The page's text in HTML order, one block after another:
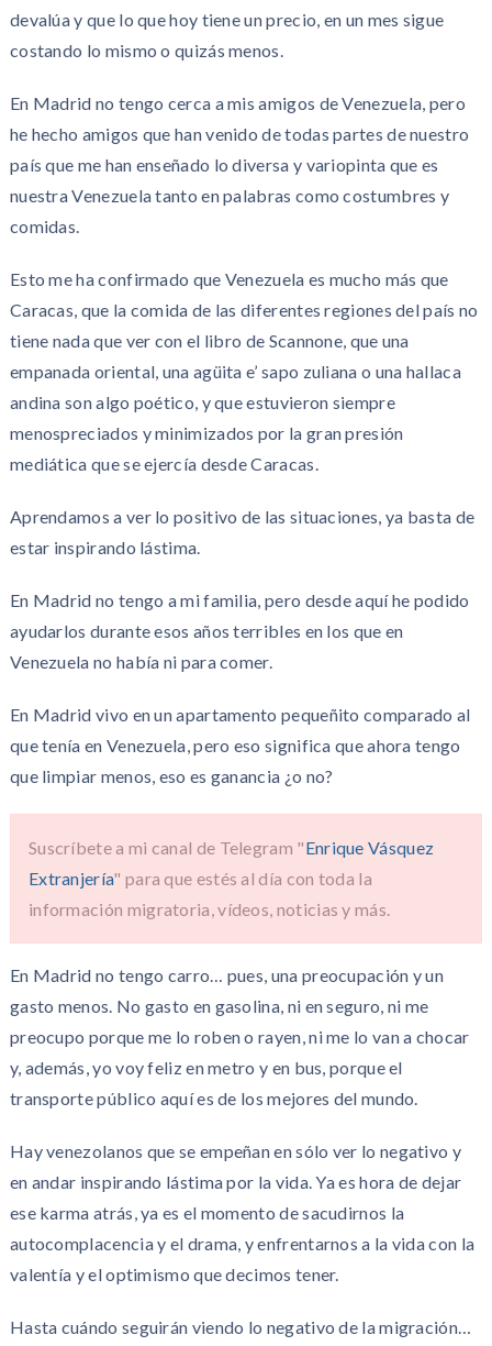
devalúa y que lo que hoy tiene un precio, en un mes sigue
costando lo mismo o quizás menos.
En Madrid no tengo cerca a mis amigos de Venezuela, pero
he hecho amigos que han venido de todas partes de nuestro
país que me han enseñado lo diversa y variopinta que es
nuestra Venezuela tanto en palabras como costumbres y
comidas.
Esto me ha confirmado que Venezuela es mucho más que
Caracas, que la comida de las diferentes regiones del país no
tiene nada que ver con el libro de Scannone, que una
empanada oriental, una agüita e’ sapo zuliana o una hallaca
andina son algo poético, y que estuvieron siempre
menospreciados y minimizados por la gran presión
mediática que se ejercía desde Caracas.
Aprendamos a ver lo positivo de las situaciones, ya basta de
estar inspirando lástima.
En Madrid no tengo a mi familia, pero desde aquí he podido
ayudarlos durante esos años terribles en los que en
Venezuela no había ni para comer.
En Madrid vivo en un apartamento pequeñito comparado al
que tenía en Venezuela, pero eso significa que ahora tengo
que limpiar menos, eso es ganancia ¿o no?
Suscríbete a mi canal de Telegram "Enrique Vásquez
Extranjería" para que estés al día con toda la
información migratoria, vídeos, noticias y más.
En Madrid no tengo carro… pues, una preocupación y un
gasto menos. No gasto en gasolina, ni en seguro, ni me
preocupo porque me lo roben o rayen, ni me lo van a chocar
y, además, yo voy feliz en metro y en bus, porque el
transporte público aquí es de los mejores del mundo.
Hay venezolanos que se empeñan en sólo ver lo negativo y
en andar inspirando lástima por la vida. Ya es hora de dejar
ese karma atrás, ya es el momento de sacudirnos la
autocomplacencia y el drama, y enfrentarnos a la vida con la
valentía y el optimismo que decimos tener.
Hasta cuándo seguirán viendo lo negativo de la migración…